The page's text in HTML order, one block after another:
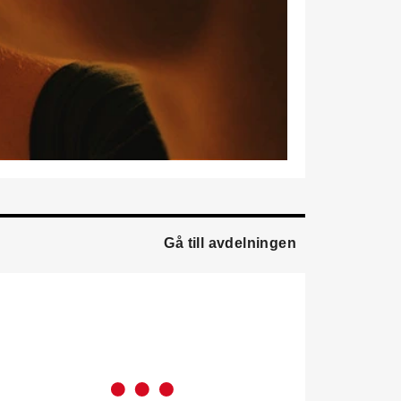
vvs-ingenjör på WSP i
Karlskrona. Han kommer
från EMG
Energimontagegruppen där
han var regionchef
Blekinge/Småland/Öst.
Uppsala där han tidigareGå till avdelningen